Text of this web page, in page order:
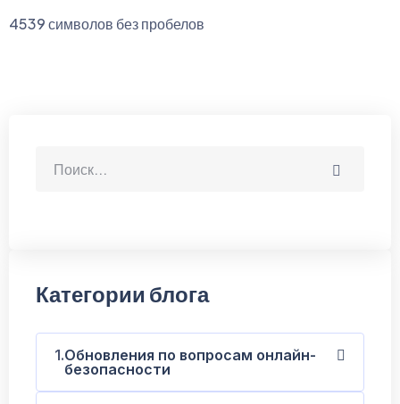
4539 символов без пробелов
Категории блога
Обновления по вопросам онлайн-
безопасности